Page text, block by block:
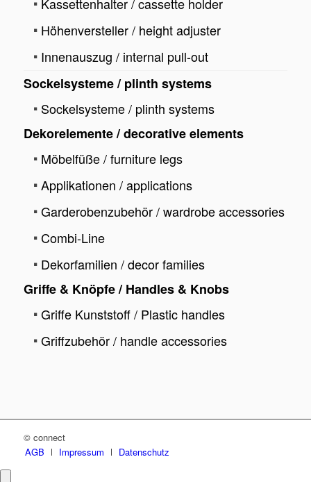
Höhenversteller / height adjuster
Innenauszug / internal pull-out
Sockelsysteme / plinth systems
Sockelsysteme / plinth systems
Dekorelemente / decorative elements
Möbelfüße / furniture legs
Applikationen / applications
Garderobenzubehör / wardrobe accessories
Combi-Line
Dekorfamilien / decor families
Griffe & Knöpfe / Handles & Knobs
Griffe Kunststoff / Plastic handles
Griffzubehör / handle accessories
© connect
AGB
Impressum Datenschutz